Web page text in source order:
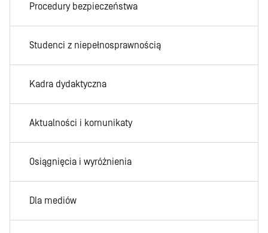
Procedury bezpieczeństwa
Studenci z niepełnosprawnością
Kadra dydaktyczna
Aktualności i komunikaty
Osiągnięcia i wyróżnienia
Dla mediów